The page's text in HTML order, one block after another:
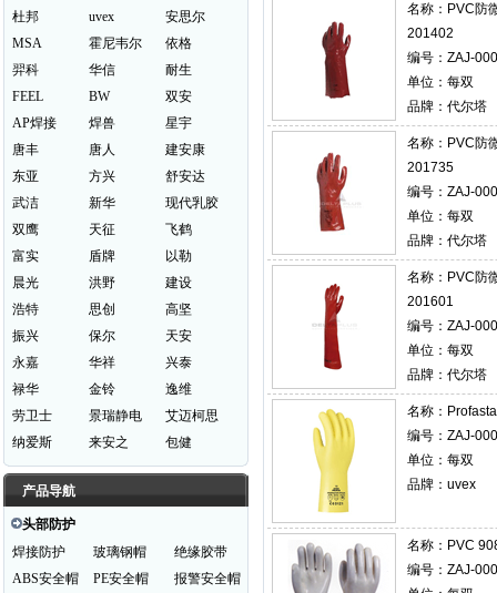
杜邦
uvex
安思尔
MSA
霍尼韦尔
依格
羿科
华信
耐生
FEEL
BW
双安
AP焊接
焊兽
星宇
唐丰
唐人
建安康
东亚
方兴
舒安达
武洁
新华
现代乳胶
双鹰
天征
飞鹤
富实
盾牌
以勒
晨光
洪野
建设
浩特
思创
高坚
振兴
保尔
天安
永嘉
华祥
兴泰
禄华
金铃
逸维
劳卫士
景瑞静电
艾迈柯思
纳爱斯
来安之 包健
产品导航
头部防护
焊接防护
玻璃钢帽
绝缘胶带
ABS安全帽
PE安全帽
报警安全帽
名称： PVC防
201402
编号：ZAJ-
单位：每双
品牌：代尔塔
名称： PVC防
201735
编号：ZAJ-
单位：每双
品牌：代尔塔
名称： PVC防
201601
编号：ZAJ-
单位：每双
品牌：代尔塔
名称：
编号：ZAJ-
单位：每双
品牌：uvex
名称： PVC
编号：ZAJ-